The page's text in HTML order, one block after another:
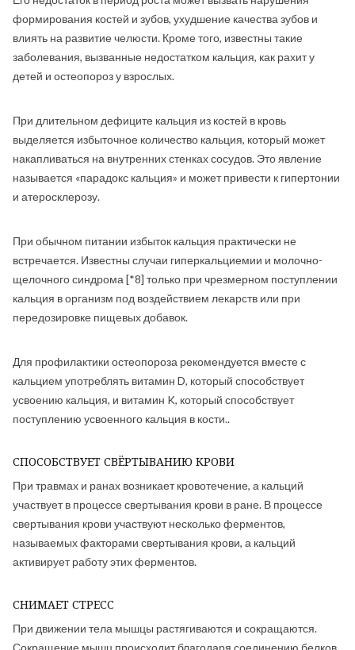
формирования костей и зубов, ухудшение качества зубов и
влиять на развитие челюсти. Кроме того, известны такие
заболевания, вызванные недостатком кальция, как рахит у
детей и остеопороз у взрослых.
При длительном дефиците кальция из костей в кровь
выделяется избыточное количество кальция, который может
накапливаться на внутренних стенках сосудов. Это явление
называется «парадокс кальция» и может привести к гипертонии
и атеросклерозу.
При обычном питании избыток кальция практически не
встречается. Известны случаи гиперкальциемии и молочно-
щелочного синдрома [*8] только при чрезмерном поступлении
кальция в организм под воздействием лекарств или при
передозировке пищевых добавок.
Для профилактики остеопороза рекомендуется вместе с
кальцием употреблять витамин D, который способствует
усвоению кальция, и витамин K, который способствует
поступлению усвоенного кальция в кости..
СПОСОБСТВУЕТ СВЁРТЫВАНИЮ КРОВИ
При травмах и ранах возникает кровотечение, а кальций
участвует в процессе свертывания крови в ране. В процессе
свертывания крови участвуют несколько ферментов,
называемых факторами свертывания крови, а кальций
активирует работу этих ферментов.
СНИМАЕТ СТРЕСС
При движении тела мышцы растягиваются и сокращаются.
Сокращение мышц происходит благодаря соединению белков,